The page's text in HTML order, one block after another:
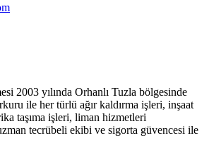
2003 yılında Orhanlı Tuzla bölgesinde
ile her türlü ağır kaldırma işleri, inşaat
taşıma işleri, liman hizmetleri
tecrübeli ekibi ve sigorta güvencesi ile